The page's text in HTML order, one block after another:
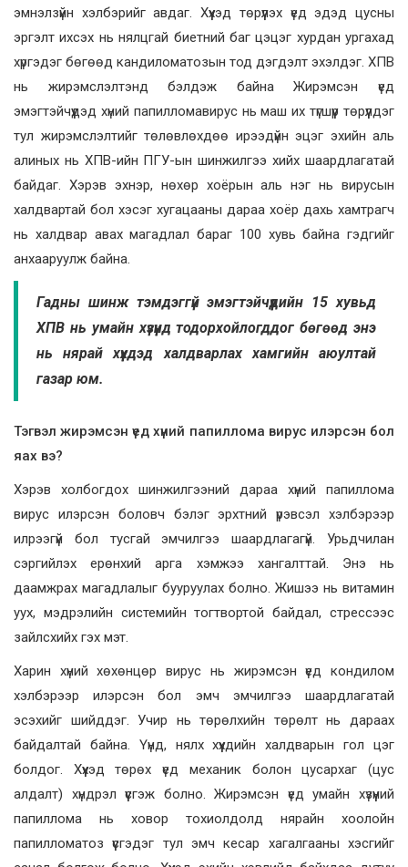
эмнэлзүйн хэлбэрийг авдаг. Хүүхэд төрүүлэх үед эдэд цусны
эргэлт ихсэх нь нялцгай биетний баг цэцэг хурдан ургахад
хүргэдэг бөгөөд кандиломатозын тод дэгдэлт эхэлдэг. ХПВ
нь жирэмслэлтэнд бэлдэж байна Жирэмсэн үед
эмэгтэйчүүдэд хүний ​​папилломавирус нь маш их түгшүүр төрүүлдэг
тул жирэмслэлтийг төлөвлөхдөө ирээдүйн эцэг эхийн аль
алиных нь ХПВ-ийн ПГУ-ын шинжилгээ хийх шаардлагатай
байдаг. Хэрэв эхнэр, нөхөр хоёрын аль нэг нь вирусын
халдвартай бол хэсэг хугацааны дараа хоёр дахь хамтрагч
нь халдвар авах магадлал бараг 100 хувь байна гэдгийг
анхааруулж байна.
Гадны шинж тэмдэггүй эмэгтэйчүүдийн 15 хувьд
ХПВ нь умайн хүзүүнд тодорхойлогддог бөгөөд энэ
нь нярай хүүхдэд халдварлах хамгийн аюултай
газар юм.
Тэгвэл жирэмсэн үед хүний папиллома вирус илэрсэн бол
яах вэ?
Хэрэв холбогдох шинжилгээний дараа хүний папиллома
вирус илэрсэн боловч бэлэг эрхтний үрэвсэл хэлбэрээр
илрээгүй бол тусгай эмчилгээ шаардлагагүй. Урьдчилан
сэргийлэх ерөнхий арга хэмжээ хангалттай. Энэ нь
даамжрах магадлалыг бууруулах болно. Жишээ нь витамин
уух, мэдрэлийн системийн тогтвортой байдал, стрессээс
зайлсхийх гэх мэт.
Харин хүний ​​хөхөнцөр вирус нь жирэмсэн үед кондилом
хэлбэрээр илэрсэн бол эмч эмчилгээ шаардлагатай
эсэхийг шийддэг. Учир нь төрөлхийн төрөлт нь дараах
байдалтай байна. Үүнд, нялх хүүхдийн халдварын гол цэг
болдог. Хүүхэд төрөх үед механик болон цусархаг (цус
алдалт) хүндрэл үүсгэж болно. Жирэмсэн үед умайн хүзүүний
папиллома нь ховор тохиолдолд нярайн хоолойн
папилломатоз үүсгэдэг тул эмч кесар хагалгааны хэсгийг